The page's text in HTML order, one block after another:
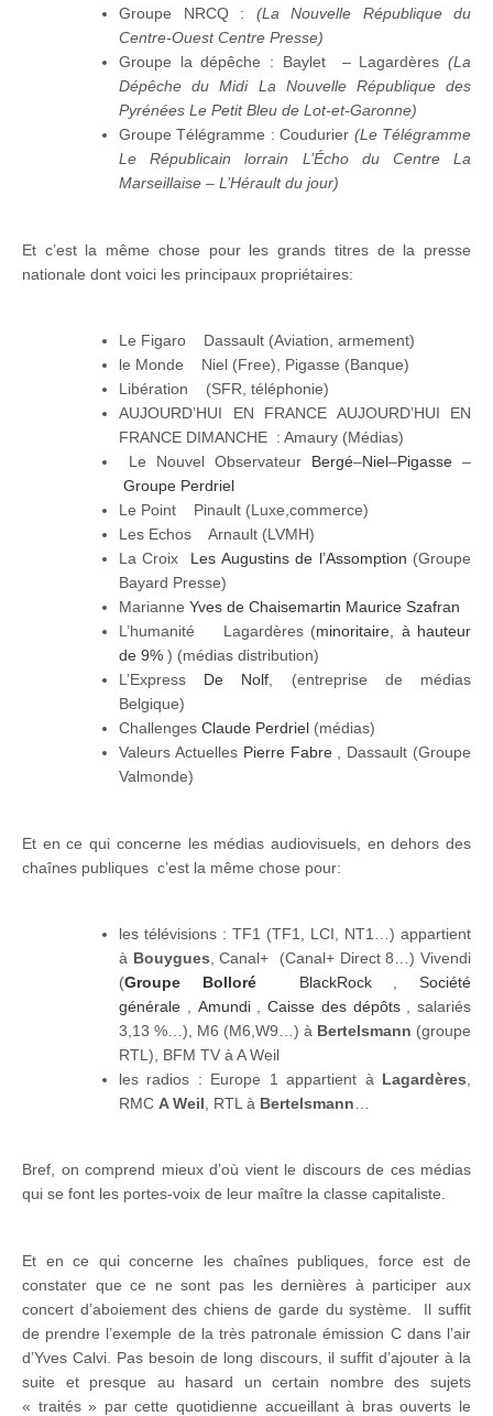
Groupe NRCQ : (La Nouvelle République du
Centre-Ouest Centre Presse)
Groupe la dépêche : Baylet – Lagardères (La
Dépêche du Midi La Nouvelle République des
Pyrénées Le Petit Bleu de Lot-et-Garonne)
Groupe Télégramme : Coudurier (Le Télégramme
Le Républicain lorrain L’Écho du Centre La
Marseillaise – L’Hérault du jour)
Et c’est la même chose pour les grands titres de la presse
nationale dont voici les principaux propriétaires:
Le Figaro Dassault (Aviation, armement)
le Monde Niel (Free), Pigasse (Banque)
Libération (SFR, téléphonie)
AUJOURD’HUI EN FRANCE AUJOURD’HUI EN
FRANCE DIMANCHE : Amaury (Médias)
Le Nouvel Observateur Bergé–Niel–Pigasse –
Groupe Perdriel
Le Point Pinault (Luxe,commerce)
Les Echos Arnault (LVMH)
La Croix Les Augustins de l’Assomption (Groupe
Bayard Presse)
Marianne Yves de Chaisemartin Maurice Szafran
L’humanité Lagardères (minoritaire, à hauteur
de 9% ) (médias distribution)
L’Express De Nolf, (entreprise de médias
Belgique)
Challenges Claude Perdriel (médias)
Valeurs Actuelles Pierre Fabre, Dassault (Groupe
Valmonde)
Et en ce qui concerne les médias audiovisuels, en dehors des
chaînes publiques c’est la même chose pour:
les télévisions : TF1 (TF1, LCI, NT1…) appartient
à Bouygues , Canal+ (Canal+ Direct 8…) Vivendi
(Groupe Bolloré BlackRock,Société
générale
Amundi, Caisse des dépôts, salariés
3,13 %…), M6 (M6,W9…) à Bertelsmann (groupe
RTL), BFM TV à A Weil
les radios : Europe 1 appartient à Lagardères
RMC A Weil , RTL à Bertelsmann
Bref, on comprend mieux d’où vient le discours de ces médias
qui se font les portes-voix de leur maître la classe capitaliste.
Et en ce qui concerne les chaînes publiques, force est de
constater que ce ne sont pas les dernières à participer aux
concert d’aboiement des chiens de garde du système. Il suffit
de prendre l’exemple de la très patronale émission C dans l’air
d’Yves Calvi. Pas besoin de long discours, il suffit d’ajouter à la
suite et presque au hasard un certain nombre des sujets
« traités » par cette quotidienne accueillant à bras ouverts le